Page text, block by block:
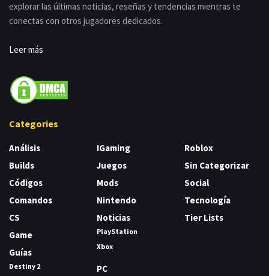
explorar las últimas noticias, reseñas y tendencias mientras te
conectas con otros jugadores dedicados.
Leer más
Categories
Análisis
Builds
Códigos
Comandos
CS
Game
Guías
Destiny 2
IGaming
Juegos
Mods
Nintendo
Noticias
PlayStation
Xbox
PC
Roblox
Sin Categorizar
Social
Tecnología
Tier Lists